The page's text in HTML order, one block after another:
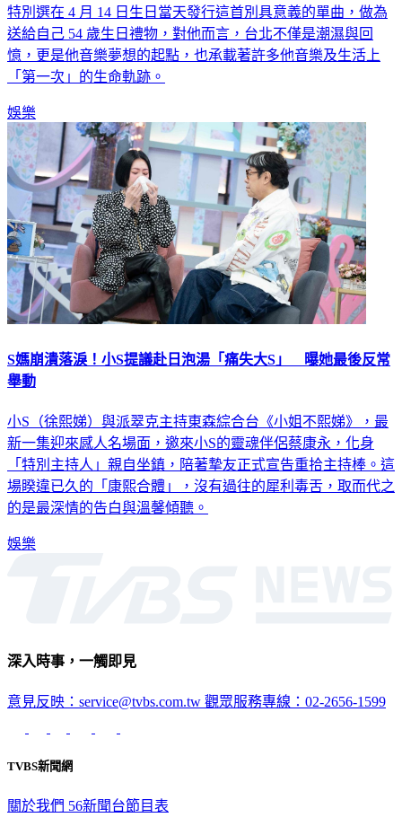
特別選在 4 月 14 日生日當天發行這首別具意義的單曲，做為
送給自己 54 歲生日禮物，對他而言，台北不僅是潮濕與回
憶，更是他音樂夢想的起點，也承載著許多他音樂及生活上
「第一次」的生命軌跡。
娛樂
S媽崩潰落淚！小S提議赴日泡湯「痛失大S」 曝她最後反常
舉動
小S（徐熙娣）與派翠克主持東森綜合台《小姐不熙娣》，最
新一集迎來感人名場面，邀來小S的靈魂伴侶蔡康永，化身
「特別主持人」親自坐鎮，陪著摯友正式宣告重拾主持棒。這
場睽違已久的「康熙合體」，沒有過往的犀利毒舌，取而代之
的是最深情的告白與溫馨傾聽。
娛樂
深入時事，一觸即見
意見反映：service@tvbs.com.tw 觀眾服務專線：02-2656-1599
TVBS新聞網
關於我們 56新聞台節目表